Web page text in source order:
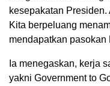
kesepakatan
Kita berpeluang
mendapatkan pasokan
Ia menegaskan, kerja
yakni Government to